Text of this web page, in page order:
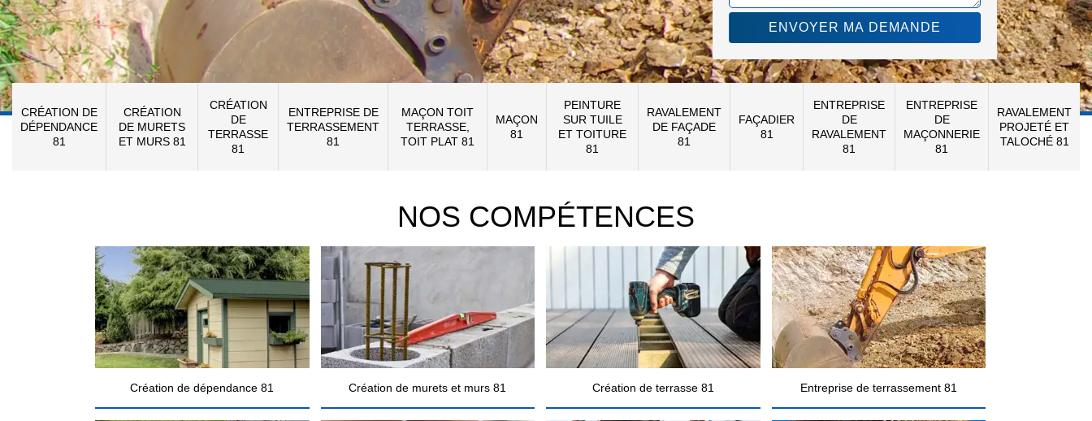
CRÉATION DE
DÉPENDANCE
81
CRÉATION
DE MURETS
ET MURS 81
CRÉATION
DE
TERRASSE
81
ENTREPRISE DE
TERRASSEMENT
81
MAÇON TOIT
TERRASSE,
TOIT PLAT 81
MAÇON
81
PEINTURE
SUR TUILE
ET TOITURE
81
RAVALEMENT
DE FAÇADE
81
FAÇADIER
81
ENTREPRISE
DE
RAVALEMENT
81
ENTREPRISE
DE
MAÇONNERIE
81
RAVALEMENT
PROJETÉ ET
TALOCHÉ 81
NOS COMPÉTENCES
Création de dépendance 81 Création de murets et murs 81 Création de terrasse 81 Entreprise de terrassement 81